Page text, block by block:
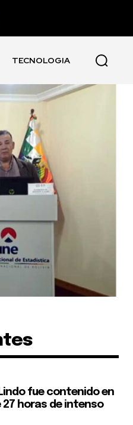
TECNOLOGIA
fue contenido en
27 horas de intenso